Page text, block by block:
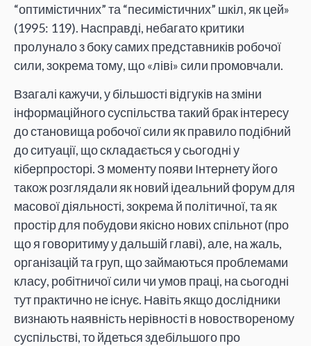
“оптимістичних” та “песимістичних” шкіл, як цей»
(1995: 119). Насправді, небагато критики
пролунало з боку самих представників робочої
сили, зокрема тому, що «ліві» сили промовчали.
Взагалі кажучи, у більшості відгуків на зміни
інформаційного суспільства такий брак інтересу
до становища робочої сили як правило подібний
до ситуації, що складається у сьогодні у
кіберпросторі. З моменту появи Інтернету його
також розглядали як новий ідеальний форум для
масової діяльності, зокрема й політичної, та як
простір для побудови якісно нових спільнот (про
що я говоритиму у дальшій главі), але, на жаль,
організацій та груп, що займаються проблемами
класу, робітничої сили чи умов праці, на сьогодні
тут практично не існує. Навіть якщо дослідники
визнають наявність нерівності в новоствореному
суспільстві, то йдеться здебільшого про